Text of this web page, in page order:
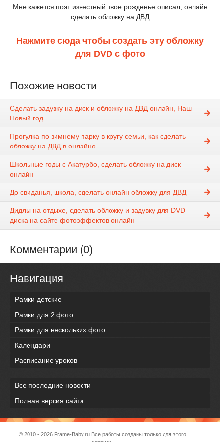
Мне кажется поэт известный твое рожденье описал, онлайн
сделать обложку на ДВД
Нажмите сюда чтобы создать эту обложку
для DVD с фото
Похожие новости
Сделать задувку на диск и обложку на ДВД онлайн, Наш
Новый год
Прогулка по зимнему парку в кругу семьи, как сделать
обложку на ДВД в онлайне
Школьные годы с Акатурбо, сделать обложку на диск
онлайн
До свиданья, школа, сделать онлайн обложку для ДВД
Дидлы на отдыхе, сделать обложку и задувку для DVD
диска на сайте фотоэффектов онлайн
Комментарии (0)
Навигация
Рамки детские
Рамки для 2 фото
Рамки для нескольких фото
Календари
Расписание уроков
Все последние новости
Полная версия сайта
© 2010 - 2026 Frame-Baby.ru Все работы созданы только для этого